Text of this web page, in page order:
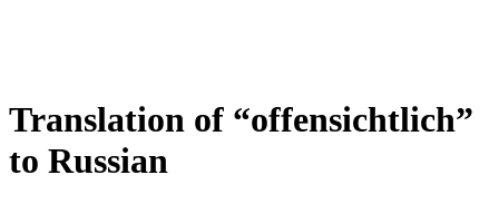
Translation of “offensichtlich”
to Russian